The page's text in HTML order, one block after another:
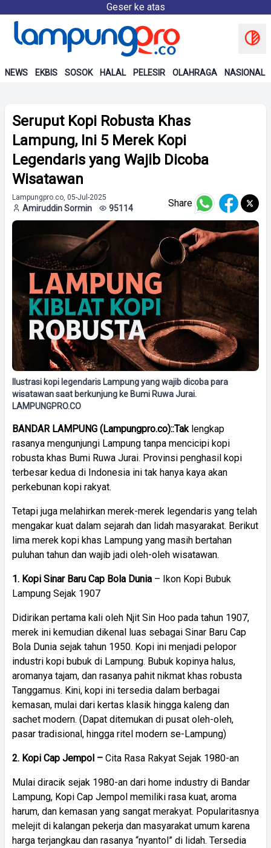
Geser ke atas
NEWS EKBIS SOSOK HALAL PELESIR OLAHRAGA NASIONAL
Seruput Kopi Robusta Khas
Lampung, Ini 5 Merek Kopi
Legendaris yang Wajib Dicoba
Wisatawan
Lampungpro.co, 05-Jul-2025
Amiruddin Sormin 95114 Share
Ilustrasi kopi legendaris Lampung yang wajib dicoba para
wisatawan saat berkunjung ke Bumi Ruwa Jurai.
LAMPUNGPRO.CO
BANDAR LAMPUNG (Lampungpro.co)::Tak lengkap
rasanya mengunjungi Lampung tanpa mencicipi kopi
robusta khas Bumi Ruwa Jurai. Provinsi penghasil kopi
terbesar kedua di Indonesia ini tak hanya kaya akan
perkebunan kopi rakyat.
Tetapi juga melahirkan merek-merek legendaris yang telah
mengakar kuat dalam sejarah dan lidah masyarakat. Berikut
lima merek kopi khas Lampung yang masih bertahan
puluhan tahun dan wajib jadi oleh-oleh wisatawan.
1. Kopi Sinar Baru Cap Bola Dunia – Ikon Kopi Bubuk
Lampung Sejak 1907
Didirikan pertama kali oleh Njit Sin Hoo pada tahun 1907,
merek ini kemudian dikenal luas sebagai Sinar Baru Cap
Bola Dunia sejak tahun 1950. Kopi ini menjadi pelopor
industri kopi bubuk di Lampung. Bubuk kopinya halus,
aromanya tajam, dan rasanya pahit nikmat khas robusta
Tanggamus. Kini, kopi ini tersedia dalam berbagai
kemasan, mulai dari kertas klasik hingga kaleng dan
sachet modern. (Dapat ditemukan di pusat oleh-oleh,
pasar tradisional, hingga ritel modern se-Lampung)
2. Kopi Cap Jempol – Cita Rasa Rakyat Sejak 1980-an
Mulai diracik sejak 1980-an dari home industry di Bandar
Lampung, Kopi Cap Jempol memiliki rasa kuat, aroma
harum, dan kemasan yang sangat merakyat. Popularitasnya
melejit di kalangan pekerja dan masyarakat umum karena
harga terjangkau dan rasanya “nyantol” di lidah. Tersedia